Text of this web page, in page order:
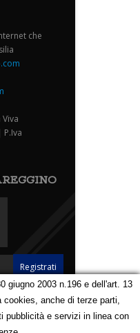
che
Foto Carnevale
giugno 2003 n.196 e dell'art. 13
anche di terze parti,
pubblicità e servizi in linea con